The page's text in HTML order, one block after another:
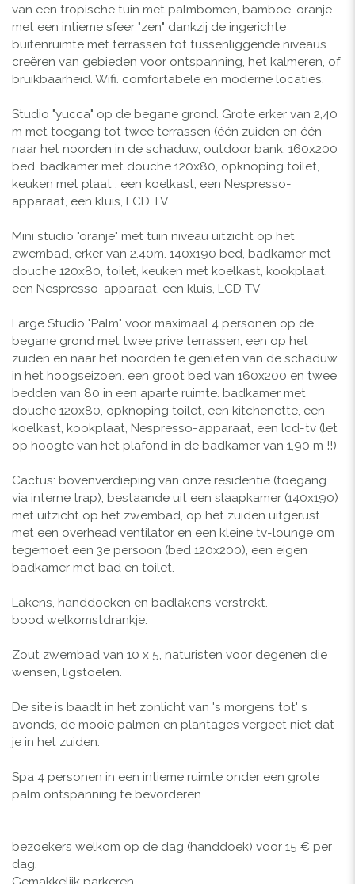
van een tropische tuin met palmbomen, bamboe, oranje
met een intieme sfeer "zen" dankzij de ingerichte
buitenruimte met terrassen tot tussenliggende niveaus
creëren van gebieden voor ontspanning, het kalmeren, of
bruikbaarheid. Wifi. comfortabele en moderne locaties.
Studio "yucca" op de begane grond. Grote erker van 2,40
m met toegang tot twee terrassen (één zuiden en één
naar het noorden in de schaduw, outdoor bank. 160x200
bed, badkamer met douche 120x80, opknoping toilet,
keuken met plaat , een koelkast, een Nespresso-
apparaat, een kluis, LCD TV
Mini studio "oranje" met tuin niveau uitzicht op het
zwembad, erker van 2.40m. 140x190 bed, badkamer met
douche 120x80, toilet, keuken met koelkast, kookplaat,
een Nespresso-apparaat, een kluis, LCD TV
Large Studio "Palm" voor maximaal 4 personen op de
begane grond met twee prive terrassen, een op het
zuiden en naar het noorden te genieten van de schaduw
in het hoogseizoen. een groot bed van 160x200 en twee
bedden van 80 in een aparte ruimte. badkamer met
douche 120x80, opknoping toilet, een kitchenette, een
koelkast, kookplaat, Nespresso-apparaat, een lcd-tv (let
op hoogte van het plafond in de badkamer van 1,90 m !!)
Cactus: bovenverdieping van onze residentie (toegang
via interne trap), bestaande uit een slaapkamer (140x190)
met uitzicht op het zwembad, op het zuiden uitgerust
met een overhead ventilator en een kleine tv-lounge om
tegemoet een 3e persoon (bed 120x200), een eigen
badkamer met bad en toilet.
Lakens, handdoeken en badlakens verstrekt.
bood welkomstdrankje.
Zout zwembad van 10 x 5, naturisten voor degenen die
wensen, ligstoelen.
De site is baadt in het zonlicht van 's morgens tot' s
avonds, de mooie palmen en plantages vergeet niet dat
je in het zuiden.
Spa 4 personen in een intieme ruimte onder een grote
palm ontspanning te bevorderen.
bezoekers welkom op de dag (handdoek) voor 15 € per
dag.